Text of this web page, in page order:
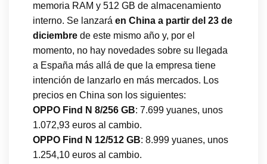
memoria RAM y 512 GB de almacenamiento
interno. Se lanzará en China a partir del 23 de
diciembre de este mismo año y, por el
momento, no hay novedades sobre su llegada
a España más allá de que la empresa tiene
intención de lanzarlo en más mercados. Los
precios en China son los siguientes:
OPPO Find N 8/256 GB: 7.699 yuanes, unos
1.072,93 euros al cambio.
OPPO Find N 12/512 GB: 8.999 yuanes, unos
1.254,10 euros al cambio.